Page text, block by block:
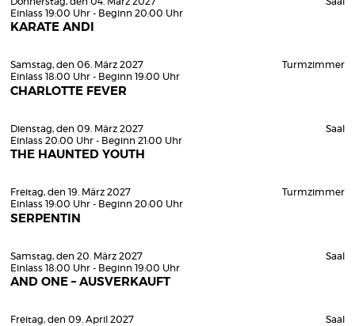
Einlass 19:00 Uhr - Beginn 20:00 Uhr
KARATE ANDI
Samstag, den 06. März 2027
Einlass 18:00 Uhr - Beginn 19:00 Uhr
CHARLOTTE FEVER
Turmzimmer
Dienstag, den 09. März 2027
Einlass 20:00 Uhr - Beginn 21:00 Uhr
THE HAUNTED YOUTH
Saal
Freitag, den 19. März 2027
Einlass 19:00 Uhr - Beginn 20:00 Uhr
SERPENTIN
Turmzimmer
Samstag, den 20. März 2027
Einlass 18:00 Uhr - Beginn 19:00 Uhr
AND ONE – AUSVERKAUFT
Saal
Freitag, den 09. April 2027
Saal